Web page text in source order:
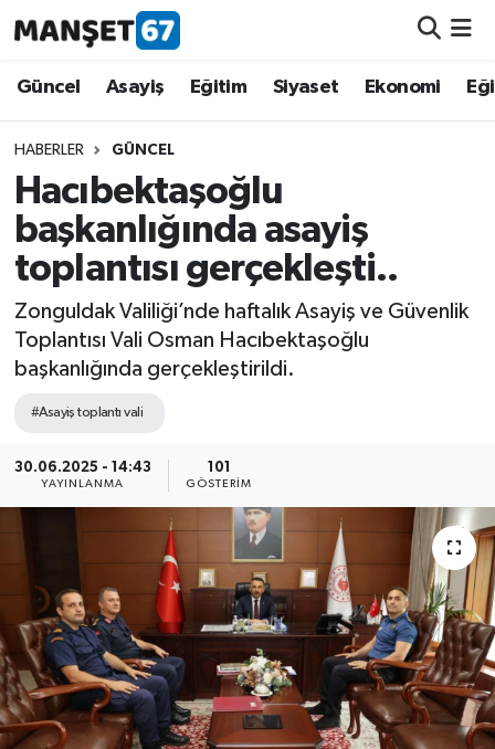
Güncel Asayiş Eğitim Siyaset Ekonomi
HABERLER GÜNCEL
Hacıbektaşoğlu
başkanlığında asayiş
toplantısı gerçekleşti..
Zonguldak Valiliği’nde haftalık Asayiş ve Güvenlik
Toplantısı Vali Osman Hacıbektaşoğlu
başkanlığında gerçekleştirildi.
#Asayiş toplantı vali
30.06.2025 - 14:43
YAYINLANMA
101
GÖSTERIM
Güncel
Asayiş
Siyaset
Spor
Eğitim
Ekonomi
Kültür-Sanat
Magazin
Mizah
Röportaj
Teknoloji